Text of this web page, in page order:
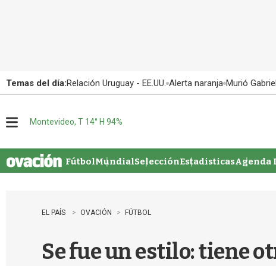
Temas del día:Relación Uruguay - EE.UU. Alerta naranja Murió
u
Montevideo, T 14° H 94%
FútbolMundialSelecciónEstadisticasAgenda
EL PAÍS OVACIÓN FÚTBOL
Se fue un estilo: tiene